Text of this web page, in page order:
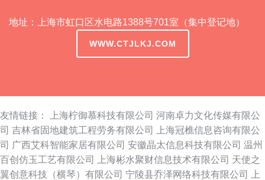
地址：上海市虹口区水电路1388号701室（集中登记地）
WWW.CTJLKJ.COM
友情链接： 上海柠御慕科技有限公司 河南卓力文化传媒有限公
司 吉林省固地建筑工程劳务有限公司
上海冠樵信息咨询有限公
司 广西艾科智能家居有限公司 安徽晶太信息科技有限公司 温州
百创仿玉工艺有限公司
上海彬水聚财信息技术有限公司 天使之
翼创意科技（横琴）有限公司 宁陵县乔泽网络科技有限公司
上